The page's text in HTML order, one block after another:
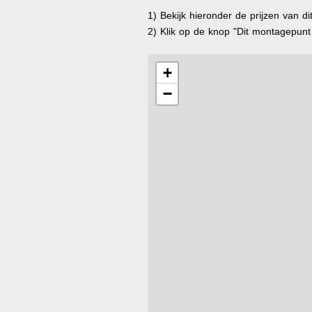
1) Bekijk hieronder de prijzen van
2) Klik op de knop "Dit
+
−